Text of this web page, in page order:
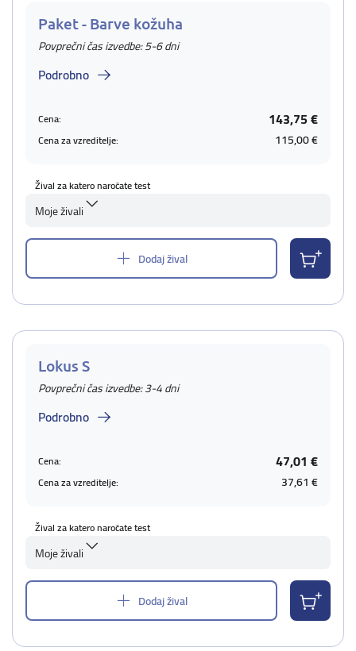
Paket - Barve kožuha
Povprečni čas izvedbe: 5-6 dni
Podrobno
Cena: 143,75 €
Cena za vzreditelje: 115,00 €
Žival za katero naročate test
Moje živali
Dodaj žival
Lokus S
Povprečni čas izvedbe: 3-4 dni
Podrobno
Cena: 47,01 €
Cena za vzreditelje: 37,61 €
Žival za katero naročate test
Moje živali
Dodaj žival